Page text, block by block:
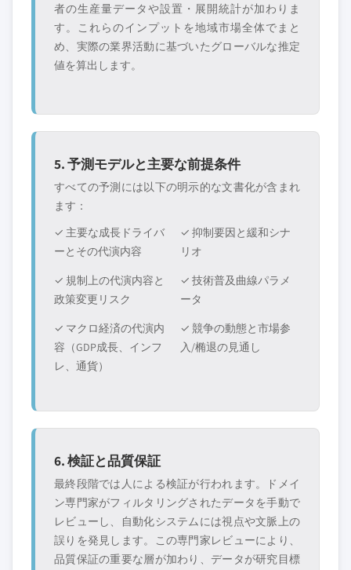
者の生産量データや設置・展開統計が加わりま
す。これらのインプットを地域市場全体でまと
め、実際の業界活動に基づいたグローバルな推定
値を算出します。
5. 予測モデルと主要な前提条件
すべての予測には以下の明示的な文書化が含まれ
ます：
✓ 主要な成長ドライバ
ーとその代演内容
✓ 抑制要因と緩和シナ
リオ
✓ 規制上の代演内容と
政策変更リスク
✓ 技術普及曲線パラメ
ータ
✓ マクロ経済の代演内
容（GDP成長、インフ
レ、通貨）
✓ 競争の動態と市場参
入/椭退の見通し
6. 検証と品質保証
最終段階では人による検証が行われます。ドメイ
ン専門家がフィルタリングされたデータを手動で
レビューし、自動化システムには視点や文脈上の
誤りを発見します。この専門家レビューにより、
品質保証の重要な層が加わり、データが研究目標